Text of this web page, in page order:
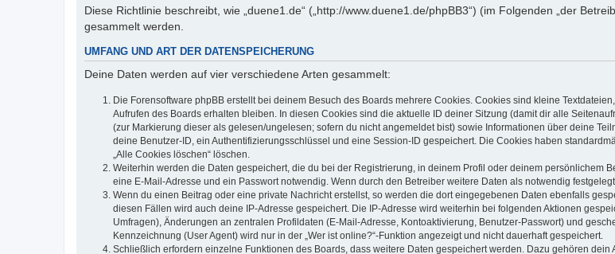
Diese Richtlinie beschreibt, wie „duene1.de“ („http://www.duene1.de/phpBB3“) (im Folgenden „der
gesammelt werden.
UMFANG UND ART DER DATENSPEICHERUNG
Deine Daten werden auf vier verschiedene Arten gesammelt:
Die Forensoftware phpBB erstellt bei deinem Besuch des Boards mehrere Cookies. Cookies sind kleine
Aufrufen des Boards erhalten bleiben. In diesen Cookies sind die aktuelle ID deiner Sitzung (damit dir alle
(zur Markierung dieser als gelesen/ungelesen; sofern du nicht angemeldet bist) sowie Informationen über deine
deine Benutzer-ID, ein Authentifizierungsschlüssel und eine Session-ID gespeichert. Die Cookies haben
„Alle Cookies löschen“ löschen.
Weiterhin werden die Daten gespeichert, die du bei der Registrierung, in deinem Profil oder deinem persönlichem
eine E-Mail-Adresse und ein Passwort notwendig. Wenn durch den Betreiber weitere Daten als notwendig
Wenn du einen Beitrag oder eine private Nachricht erstellst, so werden die dort eingegebenen Daten ebenfalls
diesen Fällen wird auch deine IP-Adresse gespeichert. Die IP-Adresse wird weiterhin bei folgenden Aktionen
Umfragen), Änderungen an zentralen Profildaten (E-Mail-Adresse, Kontoaktivierung, Benutzer-Passwort) und
Kennzeichnung (User Agent) wird nur in der „Wer ist online?“-Funktion angezeigt und nicht dauerhaft gespeichert.
Schließlich erfordern einzelne Funktionen des Boards, dass weitere Daten gespeichert werden. Dazu gehören